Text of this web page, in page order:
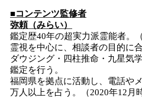
■コンテンツ監修者
弥頼（みらい）
鑑定歴40年の超実力派霊能者。
霊視を中心に、相談者の目的に
ダウジング・四柱推命・九星気
鑑定を行う。
福岡県を拠点に活動し、電話や
万人以上を占う。（2020年12月